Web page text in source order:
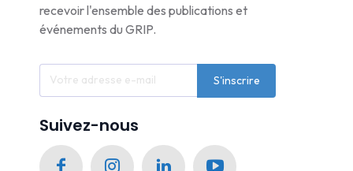
recevoir l'ensemble des publications et
événements du GRIP.
S'inscrire
Suivez-nous